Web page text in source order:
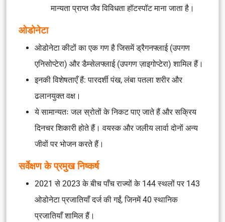
मान्यता प्राप्त जैव विविधता हॉटस्पॉट माना जाता है।
ओडोनेटा
ओडोनेटा कीटों का एक गण है जिसमें ड्रैगनफ्लाई (उपगण
एनिसोप्टेरा) और डैम्सेलफ्लाई (उपगण ज़ाइगोप्टेरा) शामिल हैं।
इनकी विशेषताएँ हैं: पारदर्शी पंख, लंबा पतला शरीर और
ढलानयुक्त वक्ष।
ये सामान्यतः जल स्रोतों के निकट पाए जाते हैं और सक्रिय
दिनचर शिकारी होते हैं। वयस्क और जलीय लार्वा दोनों अन्य
जीवों पर भोजन करते हैं।
सर्वेक्षण के प्रमुख निष्कर्ष
2021 से 2023 के बीच पाँच राज्यों के 144 स्थलों पर 143
ओडोनेटा प्रजातियाँ दर्ज की गईं, जिनमें 40 स्थानिक
प्रजातियाँ शामिल हैं।